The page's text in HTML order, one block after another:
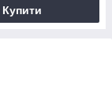
Купити